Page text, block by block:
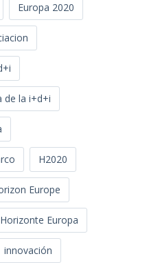
Europa 2020
de la i+d+i
H2020
Europe
Horizonte Europa
innovación